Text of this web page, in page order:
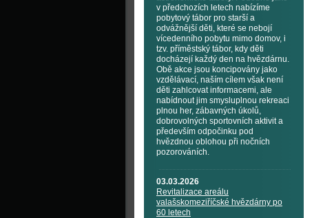
v předchozích letech nabízíme
pobytový tábor pro starší a
odvážnější děti, které se nebojí
vícedenního pobytu mimo domov, i
tzv. příměstský tábor, kdy děti
docházejí každý den na hvězdárnu.
Obě akce jsou koncipovány jako
vzdělávací, naším cílem však není
děti zahlcovat informacemi, ale
nabídnout jim smysluplnou rekreaci
plnou her, zábavných úkolů,
dobrovolných sportovních aktivit a
především odpočinku pod
hvězdnou oblohou při nočních
pozorováních.
03.03.2026
Revitalizace areálu
valašskomeziříčské hvězdárny po
60 letech